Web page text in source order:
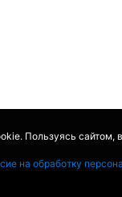
Пользуясь сайтом,
на обработку